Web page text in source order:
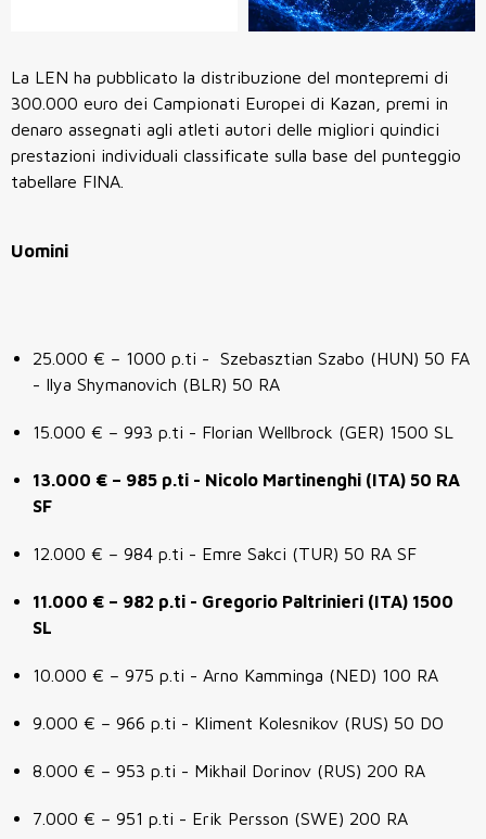
La LEN ha pubblicato la distribuzione del montepremi di
300.000 euro dei Campionati Europei di Kazan, premi in
denaro assegnati agli atleti autori delle migliori quindici
prestazioni individuali classificate sulla base del punteggio
tabellare FINA.
Uomini
25.000 € – 1000 p.ti - Szebasztian Szabo (HUN) 50 FA
- Ilya Shymanovich (BLR) 50 RA
15.000 € – 993 p.ti - Florian Wellbrock (GER) 1500 SL
13.000 € – 985 p.ti - Nicolo Martinenghi (ITA) 50 RA
SF
12.000 € – 984 p.ti - Emre Sakci (TUR) 50 RA SF
11.000 € – 982 p.ti - Gregorio Paltrinieri (ITA) 1500
SL
10.000 € – 975 p.ti - Arno Kamminga (NED) 100 RA
9.000 € – 966 p.ti - Kliment Kolesnikov (RUS) 50 DO
8.000 € – 953 p.ti - Mikhail Dorinov (RUS) 200 RA
7.000 € – 951 p.ti - Erik Persson (SWE) 200 RA